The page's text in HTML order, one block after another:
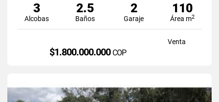
3
Alcobas
2.5
Baños
2
Garaje
110
Área m2
Venta
$1.800.000.000 COP